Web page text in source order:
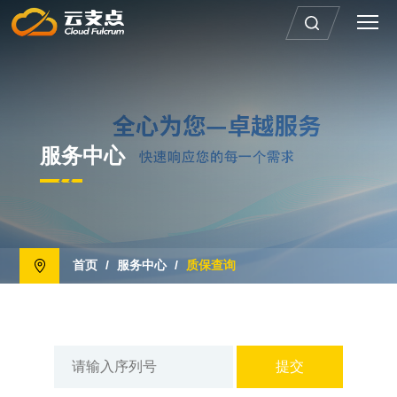
服务中心
首页 / 服务中心 / 质保查询